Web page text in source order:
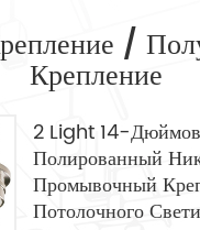
/
Крепление
2 Light 14-
Полированный
Промывочный
Потолочного